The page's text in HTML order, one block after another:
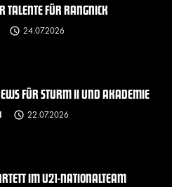
TALENTE FÜR RANGNICK
24.07.2026
FÜR STURM II UND AKADEMIE
22.07.2026
IM U21-NATIONALTEAM